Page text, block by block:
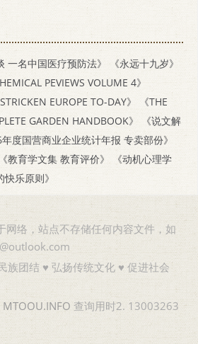
一名中国医疗预防法》
《永远十九岁》
PEVIEWS VOLUME 4》
EUROPE TO-DAY》
《THE
GARDEN HANDBOOK》
《说文解
年度国营商业企业统计年报 专卖部份》
《教育学文集 教育评价》
《动机心理学
乐原则》
网络，站点不存储任何内容文件，如
族团结 ♥ 弘扬传统文化 ♥ 促进社会
MTOOU.INFO 查询用时2. 13003263